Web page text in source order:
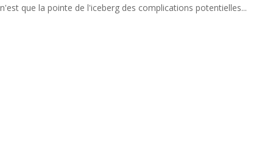
n'est que la pointe de l'iceberg des complications potentielles...